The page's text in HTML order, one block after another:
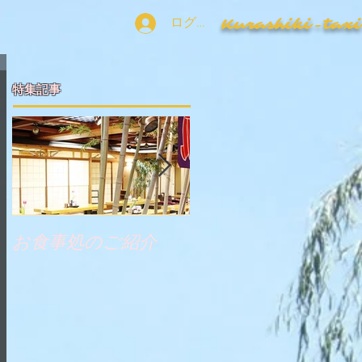
ログイン​Kurashiki-taxi
特集記事
お食事処のご紹介